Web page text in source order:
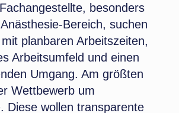
besonders
Bereich, suchen
planbaren Arbeitszeiten,
Arbeitsumfeld und einen
Umgang. Am größten
Wettbewerb um
Diese wollen transparente